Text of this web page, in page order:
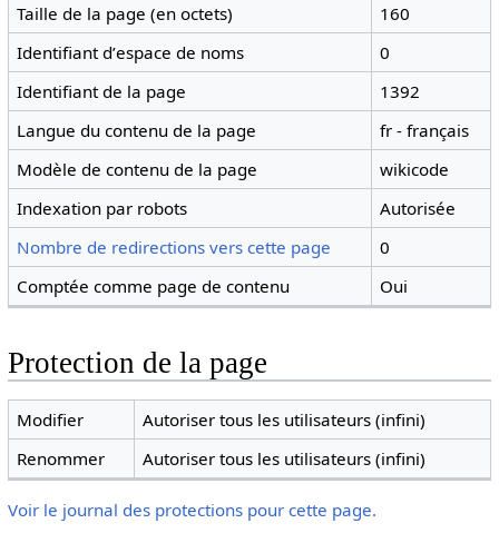
Taille de la page (en octets)
160
Identifiant dʼespace de noms
0
Identifiant de la page
1392
Langue du contenu de la page
fr - français
Modèle de contenu de la page
wikicode
Indexation par robots
Autorisée
Nombre de redirections vers cette page
0
Comptée comme page de contenu
Oui
Protection de la page
Modifier
Autoriser tous les utilisateurs (infini)
Renommer
Autoriser tous les utilisateurs (infini)
Voir le journal des protections pour cette page.